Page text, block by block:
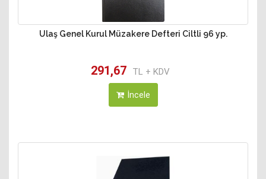
Ulaş Genel Kurul Müzakere Defteri Ciltli 96 yp.
291,67 TL + KDV
İncele